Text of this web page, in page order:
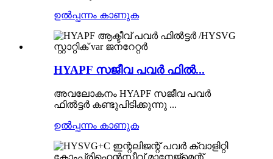
ഉൽപ്പന്നം കാണുക
HYAPF സജീവ പവർ ഫിൽ...
അവലോകനം HYAPF സജീവ പവർ
ഫിൽട്ടർ കണ്ടുപിടിക്കുന്നു ...
ഉൽപ്പന്നം കാണുക